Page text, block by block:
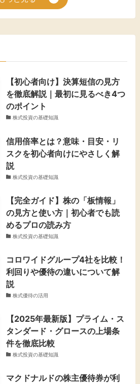
【初心者向け】決算短信の見方
を徹底解説｜最初に見るべき4つ
のポイント
株式投資の基礎知識
信用倍率とは？意味・目安・リ
スクを初心者向けにやさしく解
説
株式投資の基礎知識
【完全ガイド】株の「板情報」
の見方と使い方｜初心者でも読
めるプロの読み方
株式投資の基礎知識
コロワイドグループ4社を比較！
利回りや優待の違いについて解
説
株式優待の活用
【2025年最新版】プライム・ス
タンダード・グロースの上場条
件を徹底比較
株式投資の基礎知識
マクドナルドの株主優待券が利